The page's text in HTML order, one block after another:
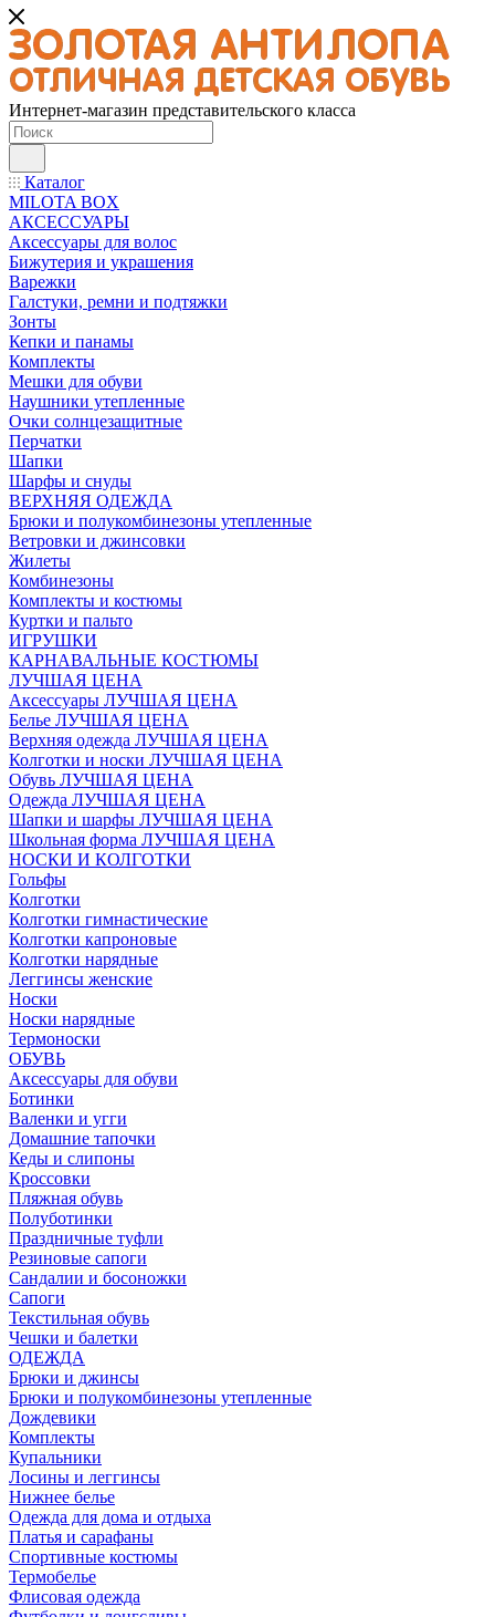
Интернет-магазин представительского класса
Каталог
MILOTA BOX
АКСЕССУАРЫ
Аксессуары для волос
Бижутерия и украшения
Варежки
Галстуки, ремни и подтяжки
Зонты
Кепки и панамы
Комплекты
Мешки для обуви
Наушники утепленные
Очки солнцезащитные
Перчатки
Шапки
Шарфы и снуды
ВЕРХНЯЯ ОДЕЖДА
Брюки и полукомбинезоны утепленные
Ветровки и джинсовки
Жилеты
Комбинезоны
Комплекты и костюмы
Куртки и пальто
ИГРУШКИ
КАРНАВАЛЬНЫЕ КОСТЮМЫ
ЛУЧШАЯ ЦЕНА
Аксессуары ЛУЧШАЯ ЦЕНА
Белье ЛУЧШАЯ ЦЕНА
Верхняя одежда ЛУЧШАЯ ЦЕНА
Колготки и носки ЛУЧШАЯ ЦЕНА
Обувь ЛУЧШАЯ ЦЕНА
Одежда ЛУЧШАЯ ЦЕНА
Шапки и шарфы ЛУЧШАЯ ЦЕНА
Школьная форма ЛУЧШАЯ ЦЕНА
НОСКИ И КОЛГОТКИ
Гольфы
Колготки
Колготки гимнастические
Колготки капроновые
Колготки нарядные
Леггинсы женские
Носки
Носки нарядные
Термоноски
ОБУВЬ
Аксессуары для обуви
Ботинки
Валенки и угги
Домашние тапочки
Кеды и слипоны
Кроссовки
Пляжная обувь
Полуботинки
Праздничные туфли
Резиновые сапоги
Сандалии и босоножки
Сапоги
Текстильная обувь
Чешки и балетки
ОДЕЖДА
Брюки и джинсы
Брюки и полукомбинезоны утепленные
Дождевики
Комплекты
Купальники
Лосины и леггинсы
Нижнее белье
Одежда для дома и отдыха
Платья и сарафаны
Спортивные костюмы
Термобелье
Флисовая одежда